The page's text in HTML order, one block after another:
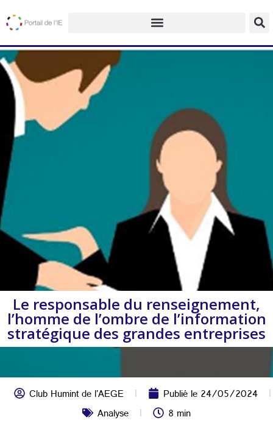
Le responsable du renseignement,
l’homme de l’ombre de l’information
stratégique des grandes entreprises
Club Humint de l'AEGE Publié le24/05/2024
Analyse
8 min